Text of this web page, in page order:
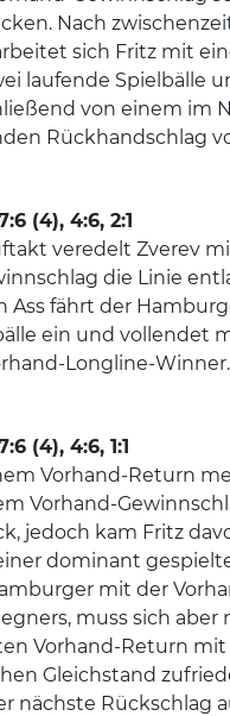
Nach
sich Fritz mit
laufende Spielbälle
von einem im
Rückhandschlag
(4), 4:6, 2:1
veredelt Zverev
die Linie
Ass fährt der
ein und vollendet
Longline-Winner.
(4), 4:6, 1:1
Vorhand-Return
Vorhand-
jedoch kam Fritz
dominant
mit der
muss sich aber
Vorhand-Return
Gleichstand
nächste Rückschlag